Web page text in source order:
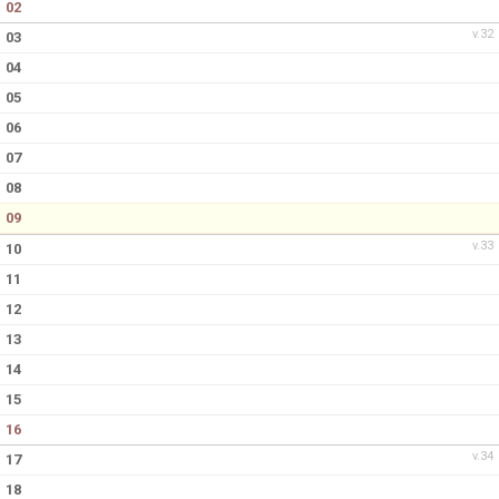
TRUPPEN
DOKUMENT
02
v.32
03
04
05
06
07
08
09
v.33
10
11
12
13
14
15
16
v.34
17
18